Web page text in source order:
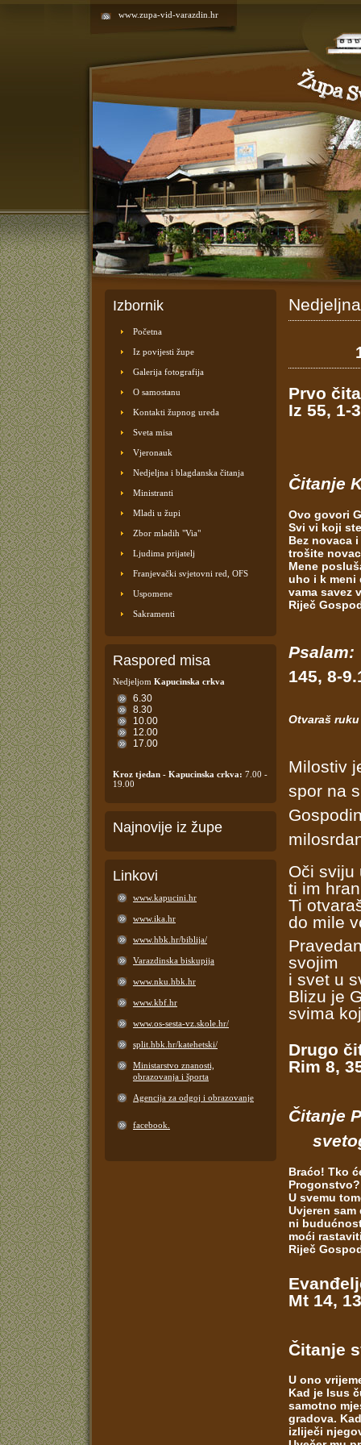
www.zupa-vid-varazdin.hr
Izbornik
Početna
Iz povijesti župe
Galerija fotografija
O samostanu
Kontakti župnog ureda
Sveta misa
Vjeronauk
Nedjeljna i blagdanska čitanja
Ministranti
Mladi u župi
Zbor mladih "Via"
Ljudima prijatelj
Franjevački svjetovni red, OFS
Uspomene
Sakramenti
Raspored misa
Nedjeljom Kapucinska crkva
6.30
8.30
10.00
12.00
17.00
Kroz tjedan - Kapucinska crkva: 7.00 -
19.00
Najnovije iz župe
Linkovi
www.kapucini.hr
www.ika.hr
www.hbk.hr/biblija/
Varazdinska biskupija
www.nku.hbk.hr
www.kbf.hr
www.os-sesta-vz.skole.hr/
split.hbk.hr/katehetski/
Ministarstvo znanosti,
obrazovanja i športa
Agencija za odgoj i obrazovanje
facebook.
Prvo
Iz 55, 1-3
Čitanje
Ovo govori
Svi vi koji
Bez novaca
trošite
Mene
uho i k meni
vama savez
Riječ
Psalam:
145, 8-
Otvaraš
Milostiv
spor na
Oči sviju
ti im
Ti
do mile
svojim
i svet u
Blizu je
svima
Drugo
Rim 8,
Čitanje
Braćo! Tko
U svemu
Uvjeren
ni
moći
Riječ
Mt 14,
Čitanje
U ono
Kad je Isus
samotno
gradova.
izliječi